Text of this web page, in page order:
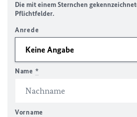
Die mit einem Sternchen
Pflichtfelder.
Anrede
Name *
Vorname